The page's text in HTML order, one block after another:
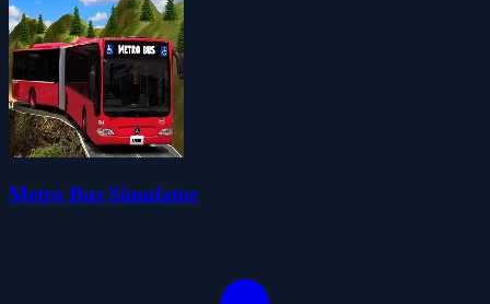
Metro Bus Simulator